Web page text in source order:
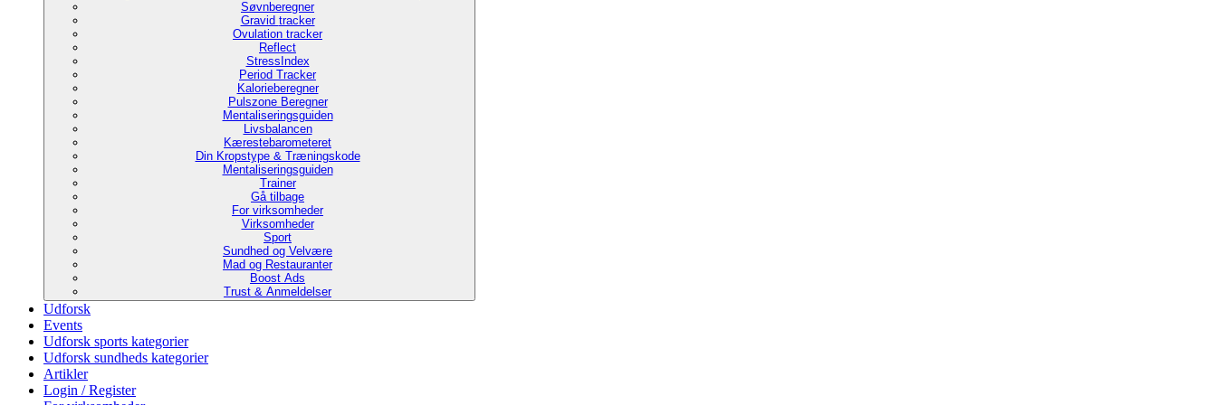
Søvnberegner
Gravid tracker
Ovulation tracker
Reflect
StressIndex
Period Tracker
Kalorieberegner
Pulszone Beregner
Mentaliseringsguiden
Livsbalancen
Kærestebarometeret
Din Kropstype & Træningskode
Mentaliseringsguiden
Trainer
Gå tilbage
For virksomheder
Virksomheder
Sport
Sundhed og Velvære
Mad og Restauranter
Boost Ads
Trust & Anmeldelser
Udforsk
Events
Udforsk sports kategorier
Udforsk sundheds kategorier
Artikler
Login / Register